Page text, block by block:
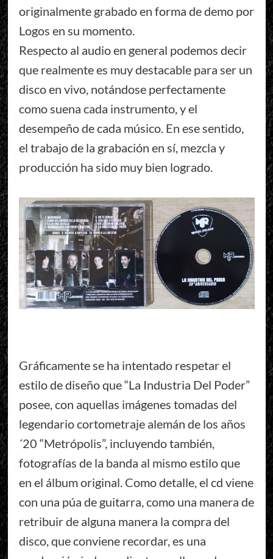
originalmente grabado en forma de demo por
Logos en su momento.
Respecto al audio en general podemos decir
que realmente es muy destacable para ser un
disco en vivo, notándose perfectamente
como suena cada instrumento, y el
desempeño de cada músico. En ese sentido,
el trabajo de la grabación en sí, mezcla y
producción ha sido muy bien logrado.
Gráficamente se ha intentado respetar el
estilo de diseño que “La Industria Del Poder”
posee, con aquellas imágenes tomadas del
legendario cortometraje alemán de los años
´20 “Metrópolis”, incluyendo también,
fotografías de la banda al mismo estilo que
en el álbum original. Como detalle, el cd viene
con una púa de guitarra, como una manera de
retribuir de alguna manera la compra del
disco, que conviene recordar, es una